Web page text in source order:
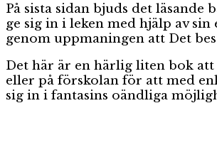
På sista sidan bjuds det läsande
ge sig in i leken med hjälp av sin
genom uppmaningen att Det
Det här är en härlig liten bok att
eller på förskolan för att med
sig in i fantasins oändliga